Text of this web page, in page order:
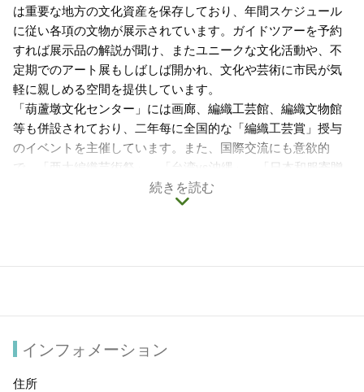
は重要な地方の文化資産を保存しており、年間スケジュール
に従い各項の文物が展示されています。ガイドツアーを予約
すれば展示品の解説が聞け、またユニークな文化活動や、不
定期でのアート展もしばしば開かれ、文化や芸術に市民が気
軽に親しめる空間を提供しています。
「葫蘆墩文化センター」には画廊、編織工芸館、編織文物館
等も併設されており、二年每に全国的な「編織工芸賞」授与
のイベントを主催しています。また、国際交流にも意欲的
で、「亜太編織芸術祭」、「台湾vs沖縄」、「日本和服寄贈
展」等を企画、開催しています。
「編織工芸館」ではアジア太平洋地区で見られる自然繊維、
に見学できる貴重な場所です。
続きを読む
インフォメーション
住所